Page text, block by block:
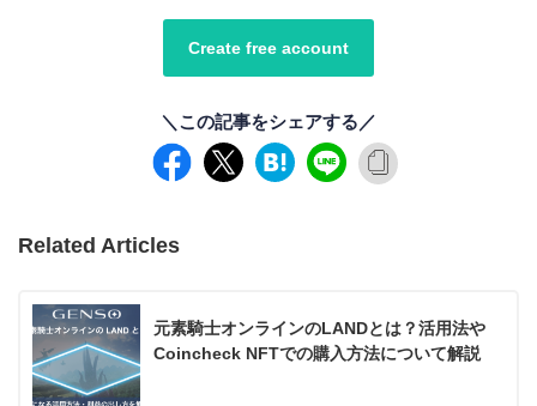
Create free account
＼この記事をシェアする／
Related Articles
元素騎士オンラインのLANDとは？活用法や
Coincheck NFTでの購入方法について解説